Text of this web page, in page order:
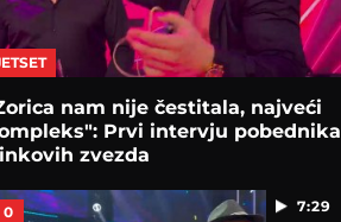
nam nije čestitala, najveći
Prvi intervju pobednika
zvezda
7:29
0